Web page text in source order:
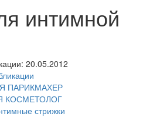
интимной
20.05.2012
Я ПАРИКМАХЕР
КОСМЕТОЛОГ
стрижки